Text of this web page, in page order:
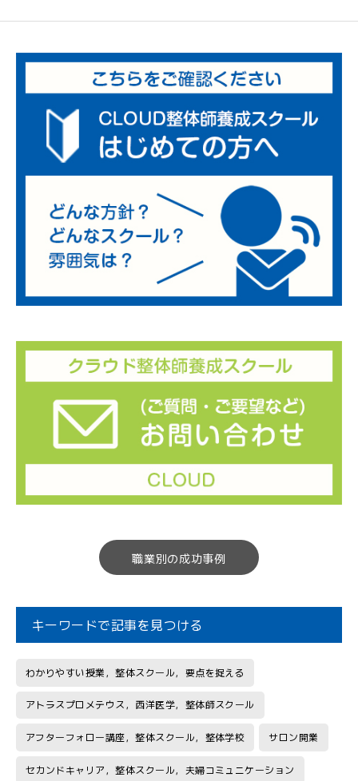
職業別の成功事例
キーワードで記事を見つける
わかりやすい授業，整体スクール，要点を捉える
アトラスプロメテウス，西洋医学，整体師スクール
アフターフォロー講座，整体スクール，整体学校 サロン開業
セカンドキャリア，整体スクール，夫婦コミュニケーション